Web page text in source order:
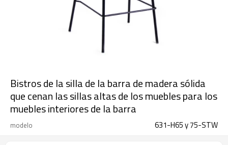
Bistros de la silla de la barra de madera sólida
que cenan las sillas altas de los muebles para los
muebles interiores de la barra
modelo 631-H65 y 75-STW